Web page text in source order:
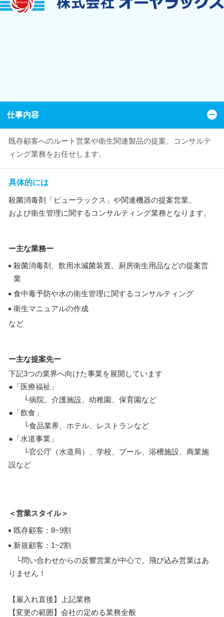
仕事内容
既存顧客へのルート営業や衛生関連製品の提案、コンサルテ
ィング業務をお任せします。
具体的には
殺菌消毒剤「ピューラックス」や関連機器の提案営業、
および衛生管理に関するコンサルティング業務となります。
ー主な業務ー
殺菌消毒剤、飲用水減菌装置、厨房衛生用品などの提案営
業
食中毒予防や水の衛生管理に関するコンサルティング
衛生マニュアルの作成
など
ー主な提案先ー
下記3つの業界へ向けた事業を展開しています
●「医療福祉」
└病院、介護施設、幼稚園、保育園など
●「飲食」
└食品業界、ホテル、レストランなど
●「水道事業」
└官公庁（水道局）、学校、プール、浴槽施設、商業施
設など
＜営業スタイル＞
既存顧客：8~9割
新規顧客：1~2割
└問い合わせからの反響営業が中心で、飛び込み営業はあ
りません！
【雇入れ直後】上記業務
【変更の範囲】会社の定める業務全般